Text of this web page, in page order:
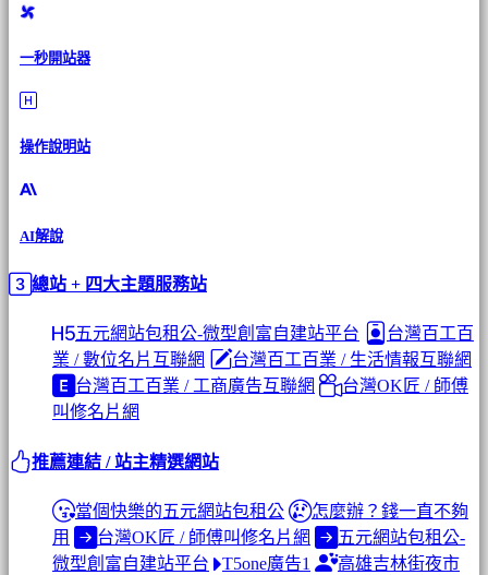
一秒開站器
操作說明站
AI解說
總站 + 四大主題服務站
五元網站包租公-微型創富自建站平台
台灣百工百
業 / 數位名片互聯網
台灣百工百業 / 生活情報互聯網
台灣百工百業 / 工商廣告互聯網
台灣OK匠 / 師傅
叫修名片網
推薦連結 / 站主精選網站
當個快樂的五元網站包租公
怎麼辦？錢一直不夠
用
台灣OK匠 / 師傅叫修名片網
五元網站包租公-
微型創富自建站平台
T5one廣告1
高雄吉林街夜市